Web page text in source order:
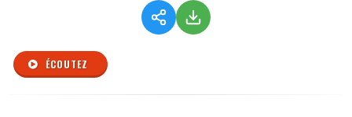
ÉCOUTEZ